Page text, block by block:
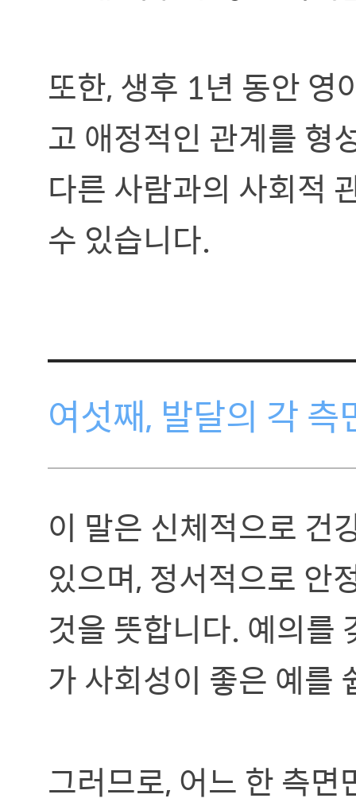
또한, 생후 1년 동안 영
고 애정적인 관계를 형
다른 사람과의 사회적
수 있습니다.
여섯째, 발달의 각
이 말은 신체적으로 건
있으며, 정서적으로 안
것을 뜻합니다. 예의를
가 사회성이 좋은 예를
그러므로, 어느 한 측